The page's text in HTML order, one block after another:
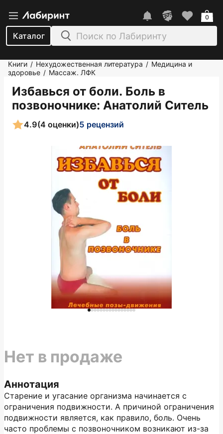
Каталог
0
Книги / Нехудожественная литература / Медицина и
здоровье / Массаж. ЛФК
Избавься от боли. Боль в
позвоночнике: Анатолий Ситель
4.9(4 оценки)5 рецензий
Аннотация
Старение и угасание организма начинается с
ограничения подвижности. А причиной ограничения
подвижности является, как правило, боль. Очень
часто проблемы с позвоночником возникают из-за
Нет в продаже